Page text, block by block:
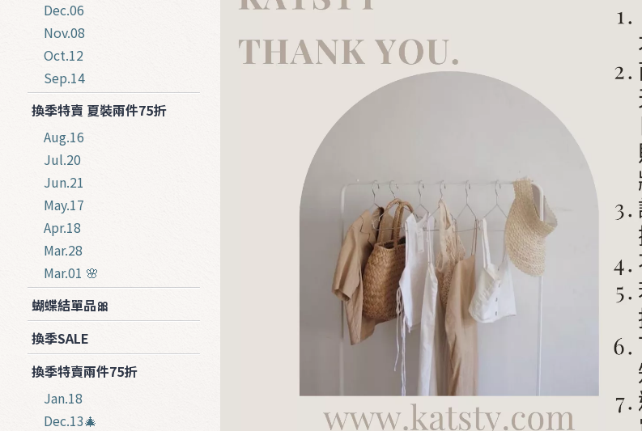
Dec.06
Nov.08
Oct.12
Sep.14
換季特賣 夏裝兩件75折
Aug.16
Jul.20
Jun.21
May.17
Apr.18
Mar.28
Mar.01 🌸
蝴蝶結單品🎀
換季SALE
換季特賣兩件75折
Jan.18
Dec.13🎄